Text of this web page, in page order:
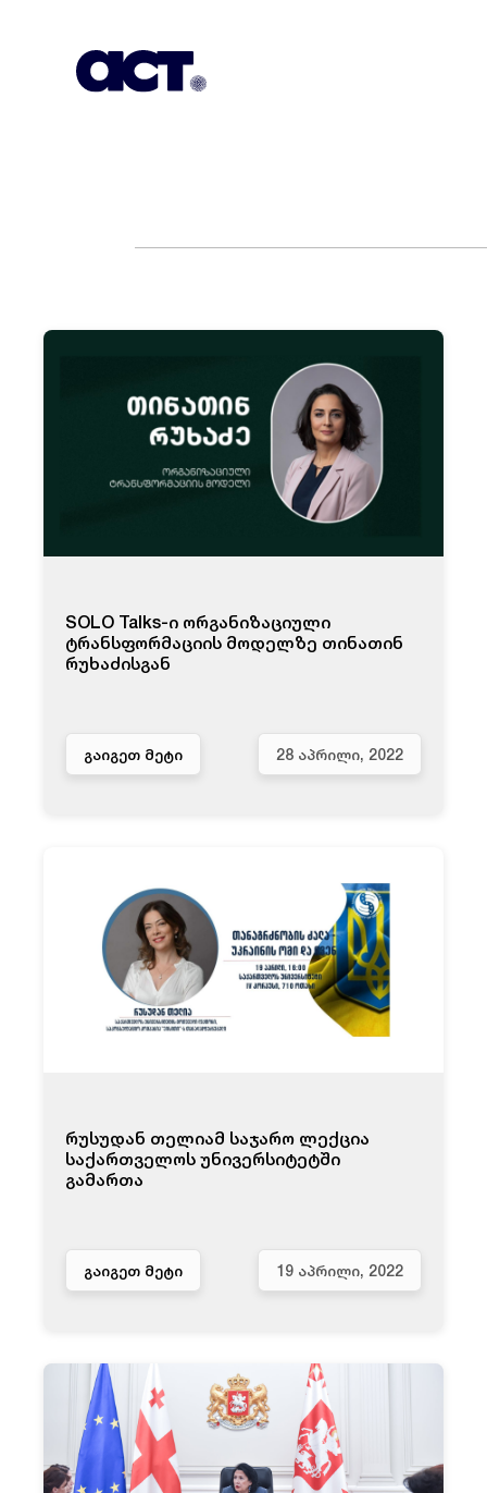
SOLO Talks-ი ორგანიზაციული
ტრანსფორმაციის მოდელზე თინათინ
რუხაძისგან
ᲒᲐᲘᲒᲔᲗ ᲛᲔᲢᲘ 28 ᲐᲞᲠᲘᲚᲘ, 2022
რუსუდან თელიამ საჯარო ლექცია
საქართველოს უნივერსიტეტში
გამართა
ᲒᲐᲘᲒᲔᲗ ᲛᲔᲢᲘ 19 ᲐᲞᲠᲘᲚᲘ, 2022